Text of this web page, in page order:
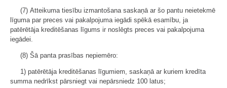
(7) Atteikuma tiesību izmantošana saskaņā ar šo pantu neietekmē
līguma par preces vai pakalpojuma iegādi spēkā esamību, ja
patērētāja kreditēšanas līgums ir noslēgts preces vai pakalpojuma
iegādei.
(8) Šā panta prasības nepiemēro:
1) patērētāja kreditēšanas līgumiem, saskaņā ar kuriem kredīta
summa nedrīkst pārsniegt vai nepārsniedz 100 latus;